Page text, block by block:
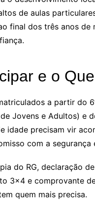
de aulas
final dos três anos de
e o
a partir do
Jovens e Adultos) e
idade precisam vir
com a segurança
do RG, declaração
3×4 e comprovante
quem mais precisa.